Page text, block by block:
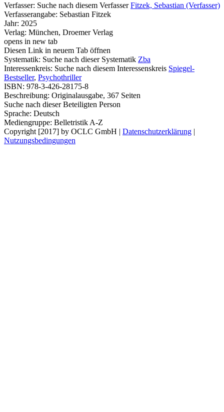
Verfasser: Suche nach diesem Verfasser Fitzek, Sebastian (Verfasser)
Verfasserangabe: Sebastian Fitzek
Jahr: 2025
Verlag: München, Droemer Verlag
opens in new tab
Diesen Link in neuem Tab öffnen
Systematik: Suche nach dieser Systematik Zba
Interessenkreis: Suche nach diesem Interessenskreis Spiegel-
Bestseller, Psychothriller
ISBN: 978-3-426-28175-8
Beschreibung: Originalausgabe, 367 Seiten
Suche nach dieser Beteiligten Person
Sprache: Deutsch
Mediengruppe: Belletristik A-Z
Copyright [2017] by OCLC GmbH | Datenschutzerklärung |
Nutzungsbedingungen